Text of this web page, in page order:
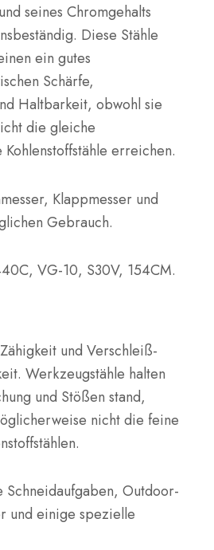
seines Chromgehalts
Diese Stähle
ein gutes
Schärfe,
Haltbarkeit, obwohl sie
die gleiche
erreichen.
Klappmesser und
Gebrauch.
VG-10, S30V, 154CM.
und Verschleiß-
Werkzeugstähle halten
und Stößen stand,
nicht die feine
Schneidaufgaben, Outdoor-
und einige spezielle